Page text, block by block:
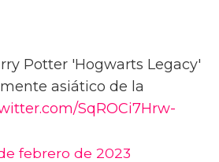
Potter 'Hogwarts Legacy'
asiático de la
SqROCi7Hrw-
febrero de 2023